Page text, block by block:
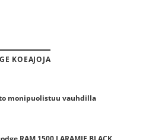
KOEAJOJA
monipuolistuu vauhdilla